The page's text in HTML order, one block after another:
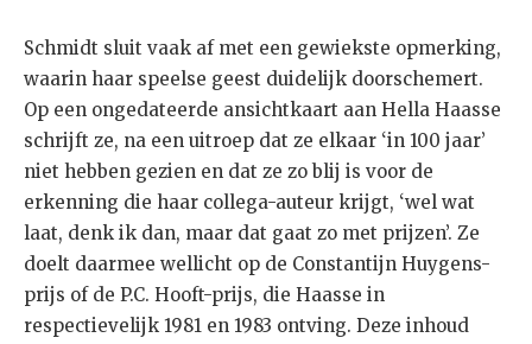
Schmidt sluit vaak af met een gewiekste opmerking,
waarin haar speelse geest duidelijk doorschemert.
Op een ongedateerde ansichtkaart aan Hella Haasse
schrijft ze, na een uitroep dat ze elkaar ‘in 100 jaar’
niet hebben gezien en dat ze zo blij is voor de
erkenning die haar collega-auteur krijgt, ‘wel wat
laat, denk ik dan, maar dat gaat zo met prijzen’. Ze
doelt daarmee wellicht op de Constantijn Huygens-
prijs of de P.C. Hooft-prijs, die Haasse in
respectievelijk 1981 en 1983 ontving. Deze inhoud